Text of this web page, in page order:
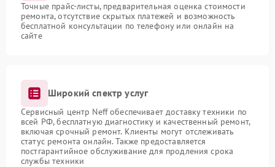
Точные прайс-листы, предварительная оценка стоимости
ремонта, отсутствие скрытых платежей и возможность
бесплатной консультации по телефону или онлайн на
сайте
Широкий спектр услуг
Сервисный центр Neff обеспечивает доставку техники по
всей РФ, бесплатную диагностику и качественный ремонт,
включая срочный ремонт. Клиенты могут отслеживать
статус ремонта онлайн. Также предоставляется
постгарантийное обслуживание для продления срока
службы техники